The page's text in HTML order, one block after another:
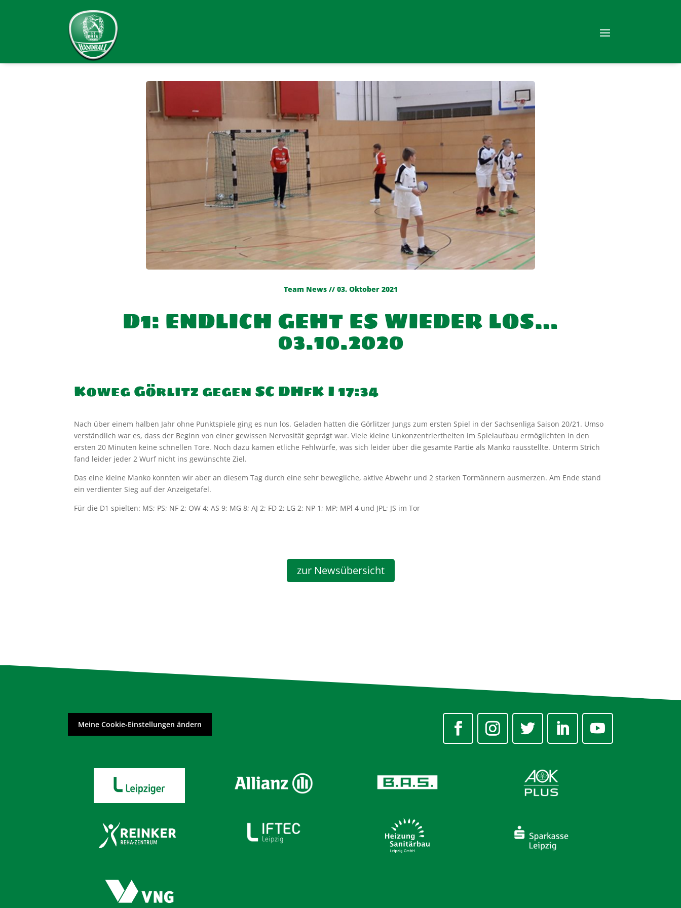
Team News // 03. Oktober 2021
D1: ENDLICH GEHT ES WIEDER LOS…
03.10.2020
Koweg Görlitz gegen SC DHfK I 17:34
Nach über einem halben Jahr ohne Punktspiele ging es nun los. Geladen hatten die Görlitzer Jungs zum ersten Spiel in der Sachsenliga Saison 20/21. Umso
verständlich war es, dass der Beginn von einer gewissen Nervosität geprägt war. Viele kleine Unkonzentriertheiten im Spielaufbau ermöglichten in den
ersten 20 Minuten keine schnellen Tore. Noch dazu kamen etliche Fehlwürfe, was sich leider über die gesamte Partie als Manko rausstellte. Unterm Strich
fand leider jeder 2 Wurf nicht ins gewünschte Ziel.
Das eine kleine Manko konnten wir aber an diesem Tag durch eine sehr bewegliche, aktive Abwehr und 2 starken Tormännern ausmerzen. Am Ende stand
ein verdienter Sieg auf der Anzeigetafel.
Für die D1 spielten: MS; PS; NF 2; OW 4; AS 9; MG 8; AJ 2; FD 2; LG 2; NP 1; MP; MPl 4 und JPL; JS im Tor
zur Newsübersicht
Meine Cookie-Einstellungen ändern